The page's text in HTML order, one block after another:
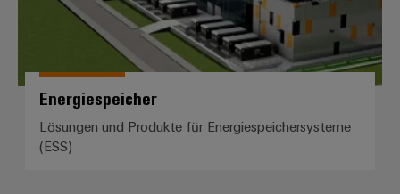
Energiespeicher
Lösungen und Produkte für Energiespeichersysteme
(ESS)